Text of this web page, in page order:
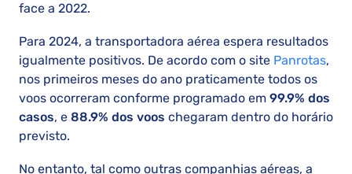
face a 2022.
Para 2024, a transportadora aérea espera resultados
igualmente positivos. De acordo com o site Panrotas,
nos primeiros meses do ano praticamente todos os
voos ocorreram conforme programado em 99.9% dos
casos, e 88.9% dos voos chegaram dentro do horário
previsto.
No entanto, tal como outras companhias aéreas, a